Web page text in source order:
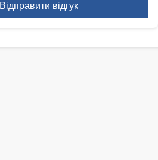
Відправити відгук